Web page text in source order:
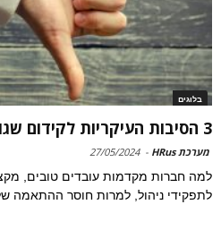
בלוגים
3 הסיבות העיקריות לקידום שגוי לתפקיד ניהולי
מערכת HRus -
27/05/2024
למה חברות מקדמות עובדים טובים,
לתפקידי ניהול, למרות חוסר ההתאמה